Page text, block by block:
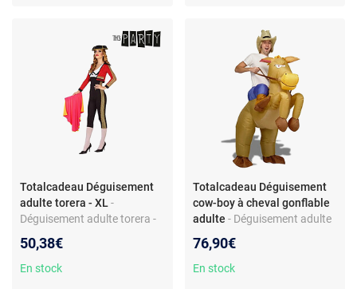
Totalcadeau Déguisement
adulte torera - XL -
Déguisement adulte torera -
singe - Thème
métiers/uniformes - Pour
50,38€
En stock
Totalcadeau Déguisement
cow-boy à cheval gonflable
adulte - Déguisement adulte
de gonflage inclus - Tissu -
Chapeau inclus - Fonctionne
76,90€
En stock